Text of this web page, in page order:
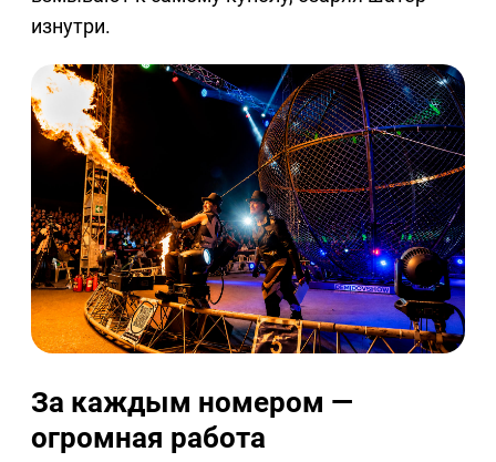
изнутри.
За каждым номером —
огромная работа